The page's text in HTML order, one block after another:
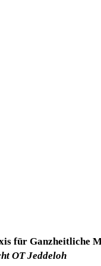
für Ganzheitliche
OT Jeddeloh